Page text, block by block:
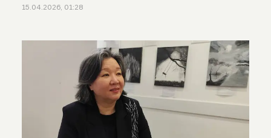
15.04.2026, 01:28